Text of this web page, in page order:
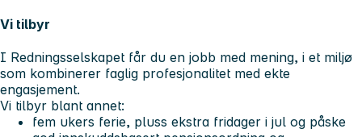
Vi tilbyr
I Redningsselskapet får du en jobb med mening, i et miljø
som kombinerer faglig profesjonalitet med ekte
engasjement.
Vi tilbyr blant annet:
fem ukers ferie, pluss ekstra fridager i jul og påske